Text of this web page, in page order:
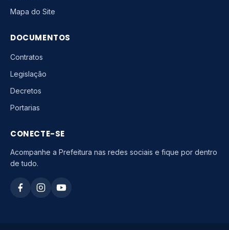
Mapa do Site
DOCUMENTOS
Contratos
Legislação
Decretos
Portarias
CONECTE-SE
Acompanhe a Prefeitura nas redes sociais e fique por dentro
de tudo.